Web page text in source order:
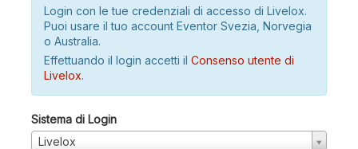
Login con le tue credenziali di accesso di Livelox.
Puoi usare il tuo account Eventor Svezia, Norvegia
o Australia.
Effettuando il login accetti il Consenso utente di
Livelox.
Sistema di Login
Livelox